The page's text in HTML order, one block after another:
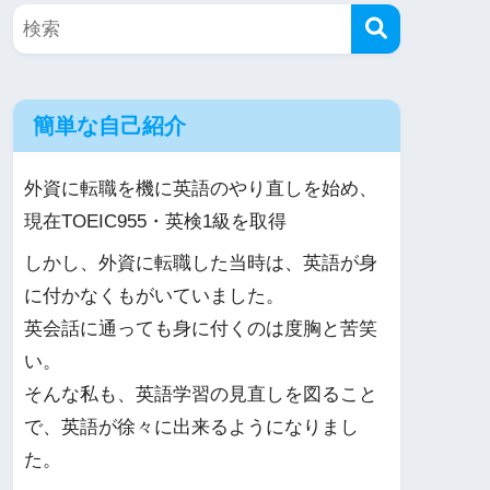
簡単な自己紹介
外資に転職を機に英語のやり直しを始め、
現在TOEIC955・英検1級を取得
しかし、外資に転職した当時は、英語が身
に付かなくもがいていました。
英会話に通っても身に付くのは度胸と苦笑
い。
そんな私も、英語学習の見直しを図ること
で、英語が徐々に出来るようになりまし
た。